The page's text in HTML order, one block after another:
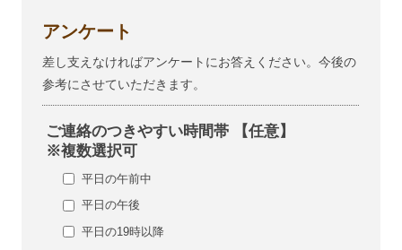
アンケート
差し支えなければアンケートにお答えください。今後の
参考にさせていただきます。
ご連絡のつきやすい時間帯 【任意】
※複数選択可
平日の午前中
平日の午後
平日の19時以降